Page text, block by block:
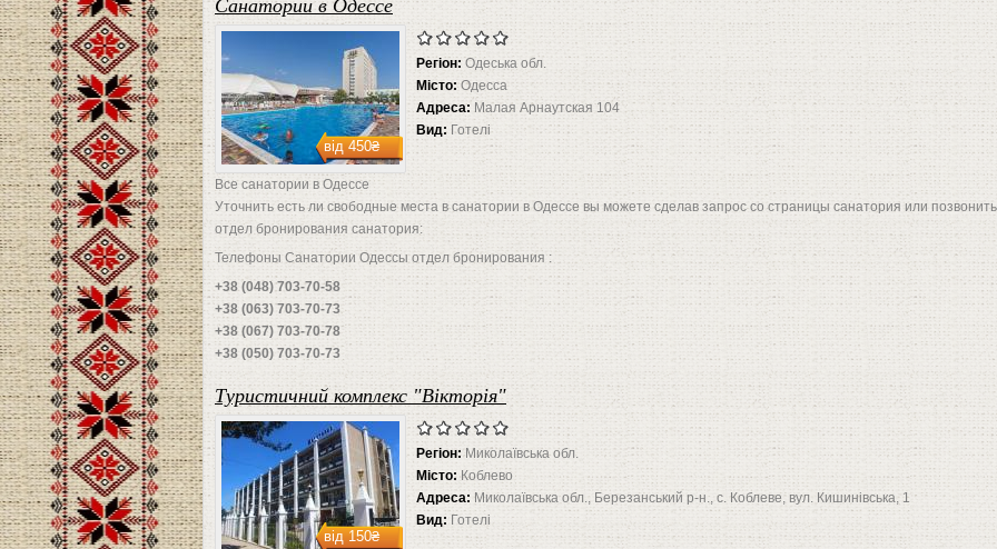
Санатории в Одессе
від450₴
Регіон: Одеська обл.
Місто:Одесса
Адреса: Малая Арнаутская 104
Вид: Готелі
Все санатории в Одессе
Уточнить есть ли свободные места в санатории в Одессе вы можете сделав запрос со страницы санатория или
отдел бронирования санатория:
Телефоны Санатории Одессы отдел бронирования :
+38 (048) 703-70-58
+38 (063) 703-70-73
+38 (067) 703-70-78
+38 (050) 703-70-73
Туристичний комплекс "Вікторія"
від150₴
Регіон:Миколаївська обл.
Місто:Коблево
Адреса: Миколаївська обл., Березанський р-н., с. Коблеве, вул. Кишинівська, 1
Вид: Готелі